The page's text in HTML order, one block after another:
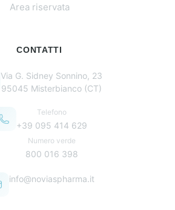
Area riservata
CONTATTI
Via G. Sidney Sonnino, 23
95045 Misterbianco (CT)
Telefono
+39 095 414 629
Numero verde
800 016 398
info@noviaspharma.it